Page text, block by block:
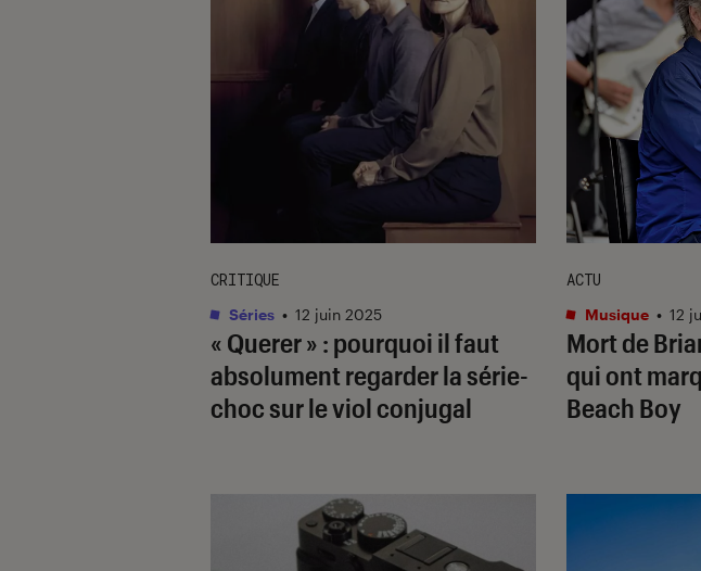
« Querer » : pourquoi il faut
absolument regarder la série-
choc sur le viol conjugal
CRITIQUE
Séries • 12 juin 2025
Mort de
qui ont
Beach Boy
ACTU
Musique • 12